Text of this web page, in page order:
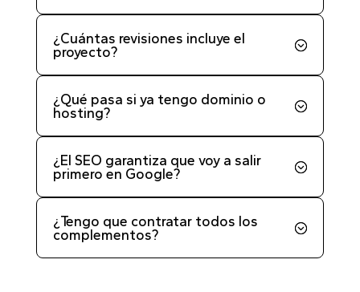
¿Cuántas revisiones incluye el
proyecto?
¿Qué pasa si ya tengo dominio o
hosting?
¿El SEO garantiza que voy a salir
primero en Google?
¿Tengo que contratar todos los
complementos?